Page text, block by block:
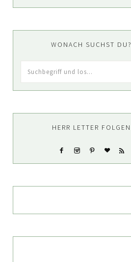
WONACH SUCHST DU?
los...
HERR LETTER FOLGEN